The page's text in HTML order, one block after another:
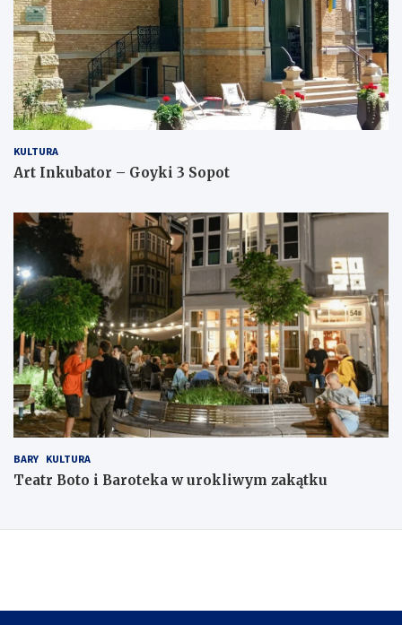
KULTURA
Art Inkubator – Goyki 3 Sopot
BARY KULTURA
Teatr Boto i Baroteka w urokliwym zakątku